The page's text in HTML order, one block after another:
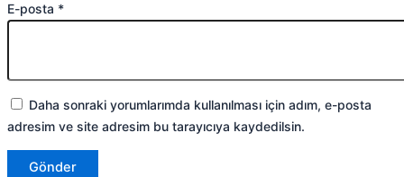
E-posta *
Daha sonraki yorumlarımda kullanılması için adım, e-posta
adresim ve site adresim bu tarayıcıya kaydedilsin.